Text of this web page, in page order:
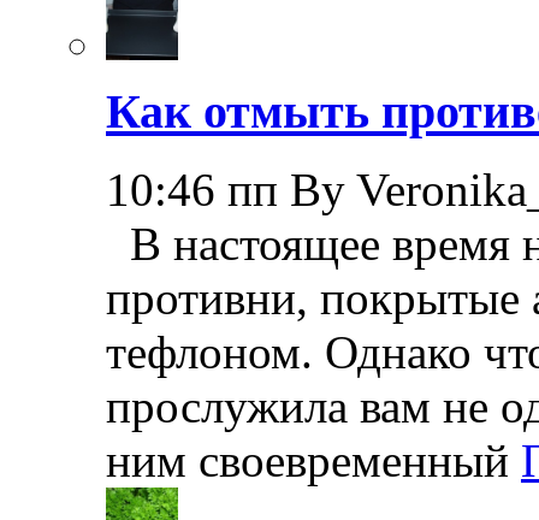
Как отмыть
10:46 пп By
В настоящее время
противни, покрытые
тефлоном. Однако
прослужила вам не
ним своевременный